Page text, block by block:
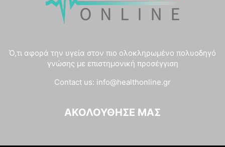
Ό,τι αφορά την υγεία στον πιο ολοκληρωμένο πολυοδηγό
γνώσης με επιστημονική προσέγγιση
Contact us: info@healthonline.gr
ΑΚΟΛΟΎΘΗΣΈ ΜΑΣ